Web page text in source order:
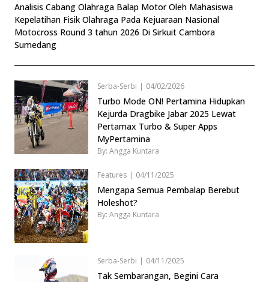
Analisis Cabang Olahraga Balap Motor Oleh Mahasiswa
Kepelatihan Fisik Olahraga Pada Kejuaraan Nasional
Motocross Round 3 tahun 2026 Di Sirkuit Cambora
Sumedang
Serba-Serbi | 04/02/2026
Turbo Mode ON! Pertamina Hidupkan
Kejurda Dragbike Jabar 2025 Lewat
Pertamax Turbo & Super Apps
MyPertamina
By: Angga Kuntara
Features | 04/11/2025
Mengapa Semua Pembalap Berebut
Holeshot?
By: Angga Kuntara
Serba-Serbi | 04/11/2025
Tak Sembarangan, Begini Cara